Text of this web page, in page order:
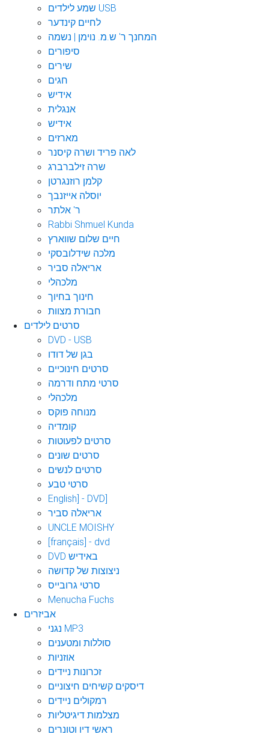
שמע לילדים USB
לחיים קינדער
המחנך ר' ש.מ. נוימן | נשמה
סיפורים
שירים
חגים
אידיש
אנגלית
אידיש
מארזים
לאה פריד ושרה קיסנר
שרה זילברברג
קלמן רוזנגרטן
יוסלה אייזנבך
ר' אלתר
Rabbi Shmuel Kunda
חיים שלום שווארץ
מלכה שידלובסקי
אריאלה סביר
מלכהלי
חינוך בחיוך
חבורת מצוות
סרטים לילדים
DVD - USB
בגן של דודו
סרטים חינוכיים
סרטי מתח ודרמה
מלכהלי
מנוחה פוקס
קומדיה
סרטים לפעוטות
סרטים שונים
סרטים לנשים
סרטי טבע
English] - DVD]
אריאלה סביר
UNCLE MOISHY
[français] - dvd
DVD באידיש
ניצוצות של קדושה
סרטי גרובייס
Menucha Fuchs
אביזרים
נגני MP3
סוללות ומטענים
אוזניות
זכרונות ניידים
דיסקים קשיחים חיצוניים
רמקולים ניידים
מצלמות דיגיטליות
ראשי דיו וטונרים